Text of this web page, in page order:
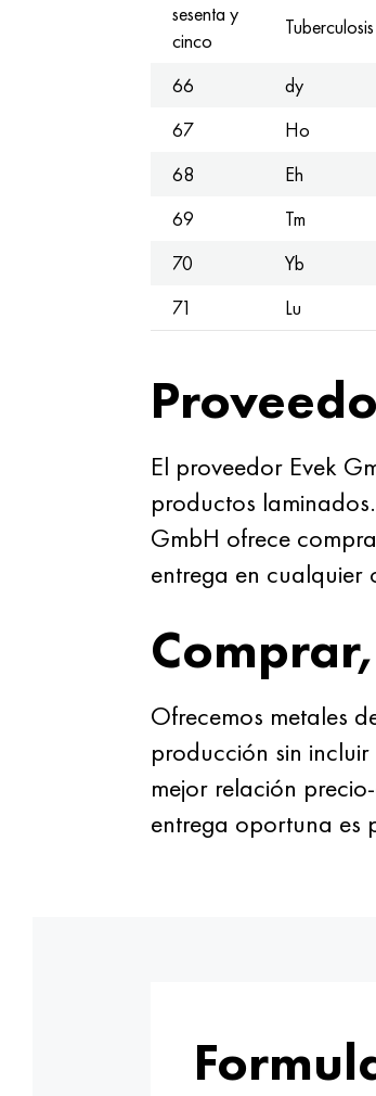
sesenta y
cinco
Tuberculosis
66 dy
67
Ho
68
Eh
69
Tm
70
Yb
71
Lu
El proveedor Evek
productos
GmbH ofrece
entrega en cualquier
Ofrecemos metales
producción sin
mejor relación
entrega oportuna es